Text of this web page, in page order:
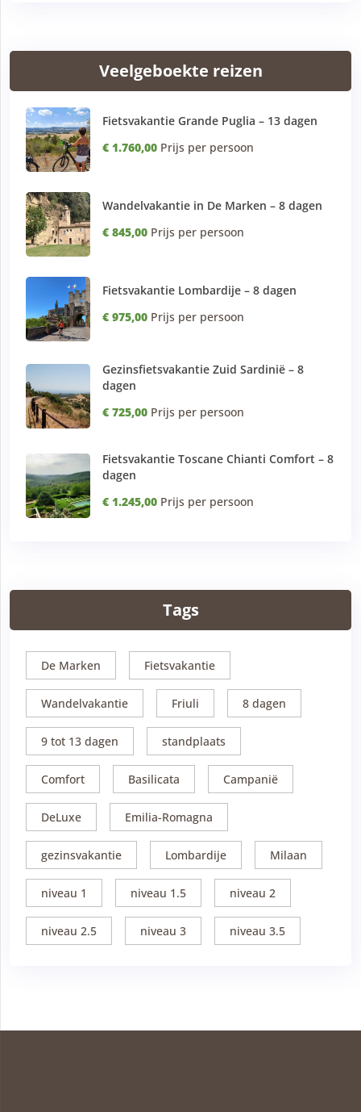
Veelgeboekte reizen
Fietsvakantie Grande Puglia – 13 dagen
€ 1.760,00 Prijs per persoon
Wandelvakantie in De Marken – 8 dagen
€ 845,00 Prijs per persoon
Fietsvakantie Lombardije – 8 dagen
€ 975,00 Prijs per persoon
Gezinsfietsvakantie Zuid Sardinië – 8
dagen
€ 725,00 Prijs per persoon
Fietsvakantie Toscane Chianti Comfort – 8
dagen
€ 1.245,00 Prijs per persoon
Tags
De Marken Fietsvakantie
Wandelvakantie Friuli 8 dagen
9 tot 13 dagen standplaats
Comfort Basilicata Campanië
DeLuxe Emilia-Romagna
gezinsvakantie Lombardije Milaan
niveau 1 niveau 1.5 niveau 2
niveau 2.5 niveau 3 niveau 3.5